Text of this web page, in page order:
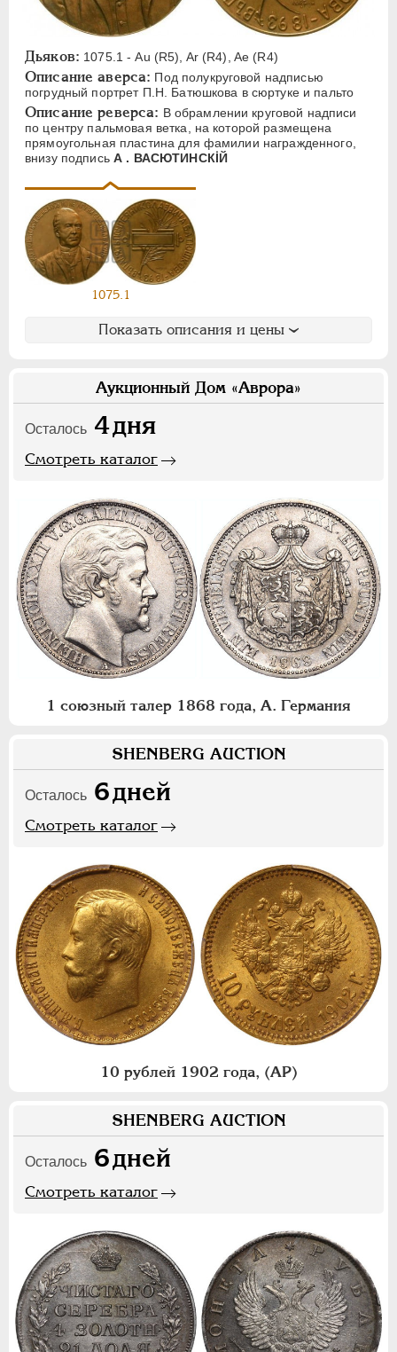
Дьяков: 1075.1 - Au (R5), Ar (R4), Ae (R4)
Описание аверса: Под полукруговой надписью
погрудный портрет П.Н. Батюшкова в сюртуке и пальто
Описание реверса: В обрамлении круговой надписи
по центру пальмовая ветка, на которой размещена
прямоугольная пластина для фамилии награжденного,
внизу подпись А . ВАСЮТИНСКİЙ
1075.1
Показать описания и цены
Аукционный Дом «Аврора»
Осталось 4дня
Смотреть каталог
1 союзный талер 1868 года, А. Германия
SHENBERG AUCTION
Осталось 6дней
Смотреть каталог
10 рублей 1902 года, (АР)
SHENBERG AUCTION
Осталось 6дней
Смотреть каталог
C E H J K
M
S Z
Русская надпись
А Б В Г Д Е З И
К
Л
М Н О П Р С Т
У
Цифры
1 2 7
НИКОЛАЙ II 1894-1917
СЕРИИ МЕДАЛЕЙ 1600-1881